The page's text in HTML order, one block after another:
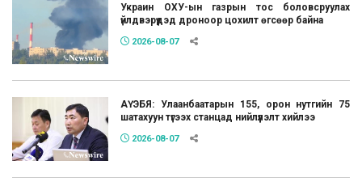
Украин ОХУ-ын газрын тос боловсруулах
үйлдвэрүүдэд дроноор цохилт өгсөөр байна
2026-08-07
АҮЭБЯ: Улаанбаатарын 155, орон нутгийн 75
шатахуун түгээх станцад нийлүүлэлт хийлээ
2026-08-07